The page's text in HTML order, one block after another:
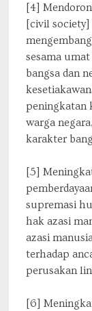
[4]
[civil
sesama
bangsa dan
peningkatan
warga
karakter
[5]
supremasi
hak azasi
azasi
terhadap
perusakan
[6]